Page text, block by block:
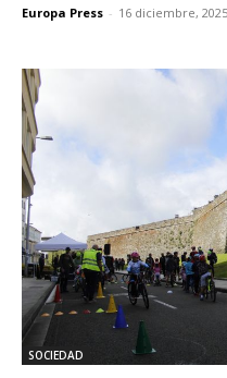
Europa Press - 16 diciembre, 2025
SOCIEDAD